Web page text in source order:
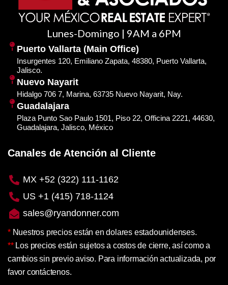
Lunes-Domingo | 9AM a 6PM
Puerto Vallarta (Main Office)
Insurgentes 120, Emiliano Zapata, 48380, Puerto Vallarta,
Jalisco.
Nuevo Nayarit
Hidalgo 706 7, Marina, 63735 Nuevo Nayarit, Nay.
Guadalajara
Plaza Punto Sao Paulo 1501, Piso 22, Officina 2221, 44630,
Guadalajara, Jalisco, México
Canales de Atención al Cliente
MX +52 (322) 111-1162
US +1 (415) 718-1124
sales@ryandonner.com
* Nuestros precios están en dolares estadounidenses.
** Los precios están sujetos a costos de cierre, así como a
cambios sin previo aviso. Para información actualizada, por
favor contáctenos.